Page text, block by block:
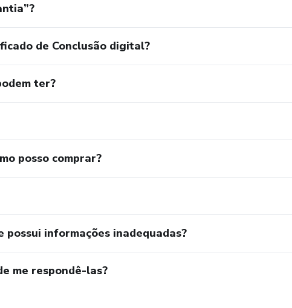
de Conclusão digital?
ter?
posso comprar?
possui informações inadequadas?
me respondê-las?